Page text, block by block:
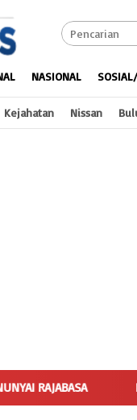
NASIONAL
Kejahatan Nissan
Hak Jawab